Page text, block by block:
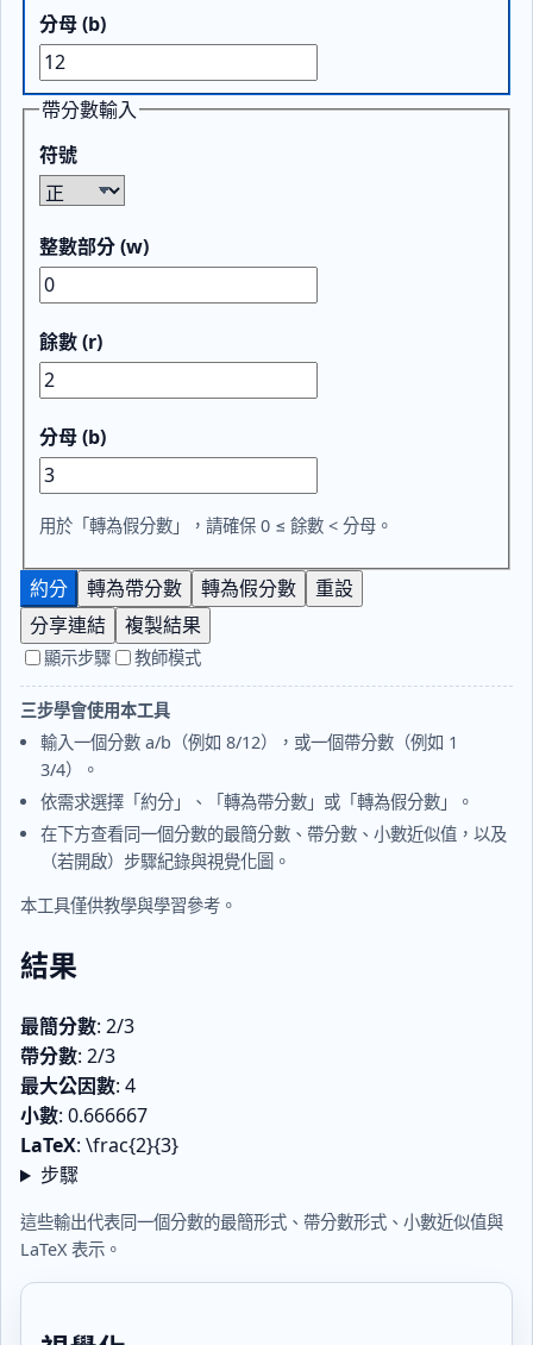
分母 (b)
帶分數輸入
符號
整數部分 (w)
餘數 (r)
分母 (b)
用於「轉為假分數」，請確保 0 ≤ 餘數 < 分母。
約分 轉為帶分數 轉為假分數
重設
分享連結
複製結果
顯示步驟 教師模式
三步學會使用本工具
輸入一個分數 a/b（例如 8/12），或一個帶分數（例如 1
3/4）。
依需求選擇「約分」、「轉為帶分數」或「轉為假分數」。
在下方查看同一個分數的最簡分數、帶分數、小數近似值，以及
（若開啟）步驟紀錄與視覺化圖。
本工具僅供教學與學習參考。
結果
最簡分數: 2/3
帶分數: 2/3
最大公因數: 4
小數: 0.666667
LaTeX: \frac{2}{3}
步驟
這些輸出代表同一個分數的最簡形式、帶分數形式、小數近似值與
LaTeX 表示。